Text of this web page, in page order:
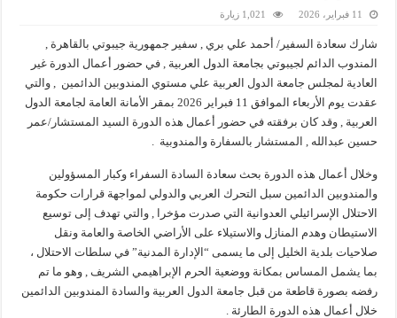
11 فبراير، 2026 1,021 زيارة
شارك سعادة السفير/ أحمد علي بري , سفير جمهورية جيبوتي بالقاهرة ,
المندوب الدائم لجيبوتي بجامعة الدول العربية , في حضور أعمال الدورة غير
العادية لمجلس جامعة الدول العربية علي مستوي المندوبين الدائمين , والتي
عقدت يوم الأربعاء الموافق 11 فبراير 2026 بمقر الأمانة العامة لجامعة الدول
العربية , وقد كان برفقته في حضور أعمال هذه الدورة السيد المستشار/عمر
حسين عبدالله , المستشار بالسفارة والمندوبية .
وخلال أعمال هذه الدورة بحث سعادة السادة السفراء وكبار المسؤولين
والمندوبين الدائمين سبل التحرك العربي والدولي لمواجهة قرارات حكومة
الاحتلال الإسرائيلي العدوانية التي صدرت مؤخرا , والتي تهدف إلى توسيع
الاستيطان وهدم المنازل والاستيلاء على الأراضي الخاصة والعامة ونقل
صلاحيات بلدية الخليل إلى ما يسمى “الإدارة المدنية” في سلطات الاحتلال ،
بما يشمل المساس بمكانة ووضعية الحرم الإبراهيمي الشريف , وهو ما تم
رفضه بصورة قاطعة من قبل جامعة الدول العربية والسادة المندوبين الدائمين
خلال أعمال هذه الدورة الطارئة .